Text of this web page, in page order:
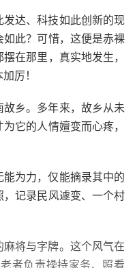
达、科技如此创新的现
此？可惜，这便是赤裸
在那里，真实地发生，
厉！
乡。多年来，故乡从未
它的人情嬗变而心疼，
为力，仅能摘录其中的
记录民风遽变、一个村
将与字牌。这个风气在
者负责操持家务、照看